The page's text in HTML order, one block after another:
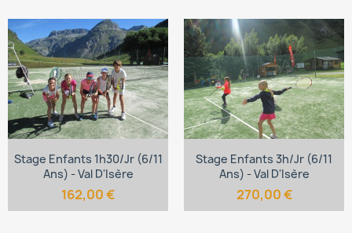
Stage Enfants 1h30/jr (6/11
Ans) - Val D'Isère
162,00 €
Stage Enfants 3h/jr (6/11
Ans) - Val D'Isère
270,00 €